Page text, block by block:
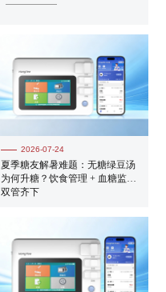
2026-07-24
夏季糖友解暑难题：无糖绿豆汤
为何升糖？饮食管理 + 血糖监测
双管齐下